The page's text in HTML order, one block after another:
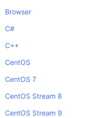
Browser
C#
C++
CentOS
CentOS 7
CentOS Stream 8
CentOS Stream 9